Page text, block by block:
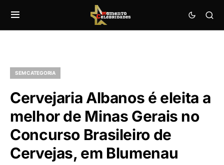
SEM CATEGORIA
Cervejaria Albanos é eleita a
melhor de Minas Gerais no
Concurso Brasileiro de
Cervejas, em Blumenau